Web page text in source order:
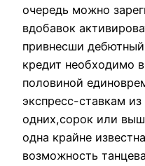
очередь можно
вдобавок
привнесши
кредит необходимо
половиной
экспресс-ставкам
одних,сорок или
одна крайне
возможность